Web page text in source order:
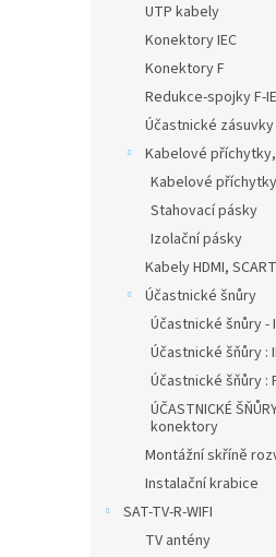
UTP kabely
Konektory IEC
Konektory F
Redukce-spojky F-
Účastnické zásuvky
Kabelové
Kabelové příchytky
Stahovací pásky
Izolační pásky
Kabely HDMI, SCART
Účastnické šnůry
Účastnické šnůry -
Účastnické šňůry :
Účastnické šňůry :
ÚČASTNICKÉ
konektory
Montážní skříně
Instalační krabice
SAT-TV-R-WIFI
TV antény